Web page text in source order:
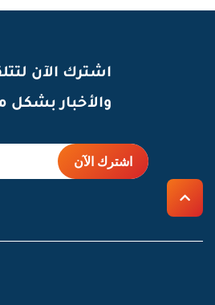
اشترك الآن
والأخبار بشكل